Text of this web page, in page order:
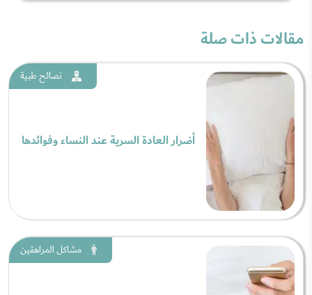
مقالات ذات صلة
نصائح طبية
أضرار العادة السرية عند النساء وفوائدها
مشاكل المراهقين